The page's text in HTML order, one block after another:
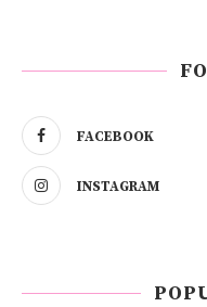
FACEBOOK
INSTAGRAM